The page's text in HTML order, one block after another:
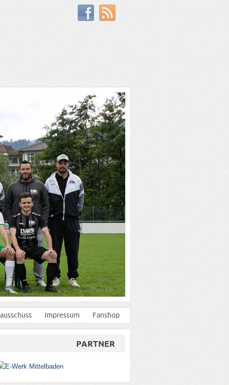
Impressum Fanshop
PARTNER